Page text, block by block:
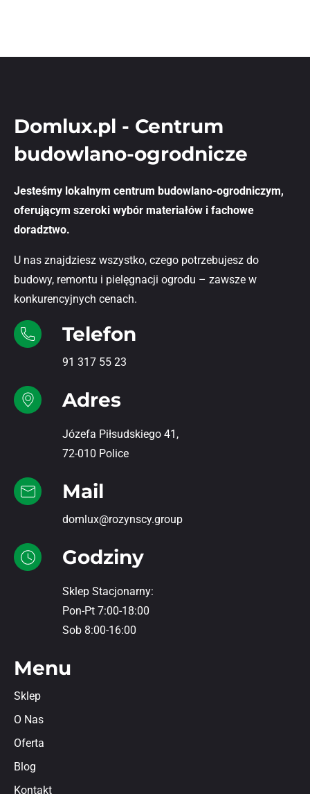
Domlux.pl - Centrum
budowlano-ogrodnicze
Jesteśmy lokalnym centrum budowlano-ogrodniczym,
oferującym szeroki wybór materiałów i fachowe
doradztwo.
U nas znajdziesz wszystko, czego potrzebujesz do
budowy, remontu i pielęgnacji ogrodu – zawsze w
konkurencyjnych cenach.
Telefon
91 317 55 23
Adres
Józefa Piłsudskiego 41,
72-010 Police
Mail
domlux@rozynscy.group
Godziny
Sklep Stacjonarny:
Pon-Pt 7:00-18:00
Sob 8:00-16:00
Menu
Sklep
O Nas
Oferta
Blog
Kontakt